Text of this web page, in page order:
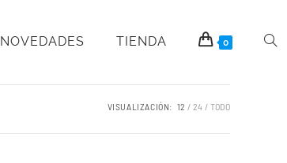
NOVEDADES TIENDA 0
VISUALIZACIÓN: 12 24 TODO